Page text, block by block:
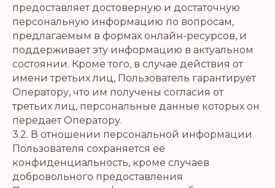
предоставляет достоверную и достаточную
персональную информацию по вопросам,
предлагаемым в формах онлайн-ресурсов, и
поддерживает эту информацию в актуальном
состоянии. Кроме того, в случае действия от
имени третьих лиц, Пользователь гарантирует
Оператору, что им получены согласия от
третьих лиц, персональные данные которых он
передает Оператору.
3.2. В отношении персональной информации
Пользователя сохраняется ее
конфиденциальность, кроме случаев
добровольного предоставления